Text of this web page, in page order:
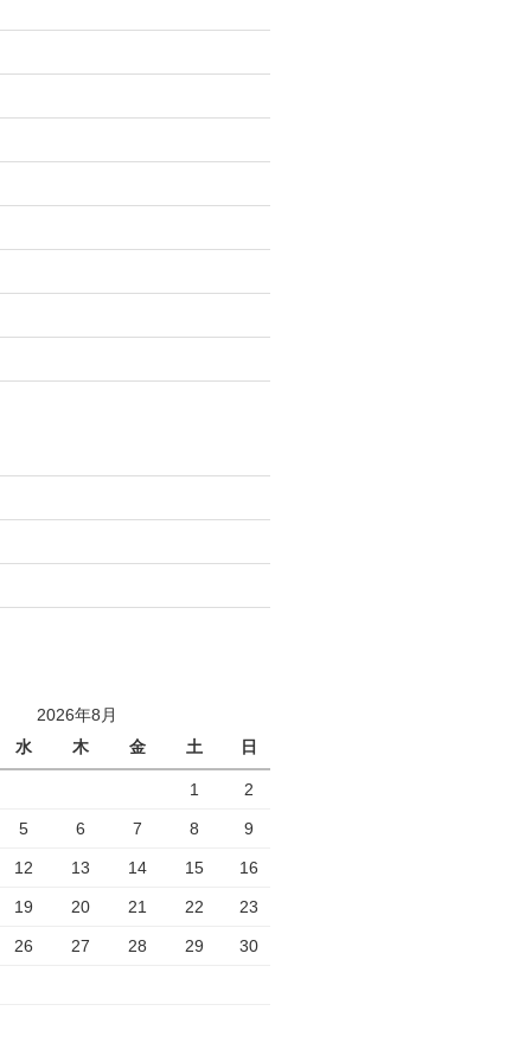
2026年8月
水 木 金 土 日
1 2
5 6 7 8 9
12 13 14 15 16
19 20 21 22 23
26 27 28 29 30